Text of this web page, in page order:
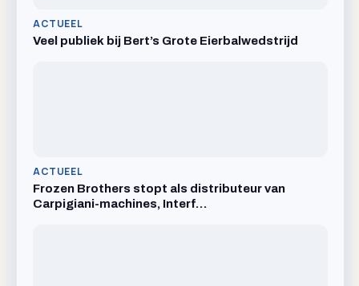
ACTUEEL
Veel publiek bij Bert’s Grote Eierbalwedstrijd
ACTUEEL
Frozen Brothers stopt als distributeur van
Carpigiani-machines, Interf…